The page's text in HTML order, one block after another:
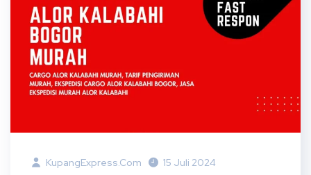
KupangExpress.com 15 Juli 2024